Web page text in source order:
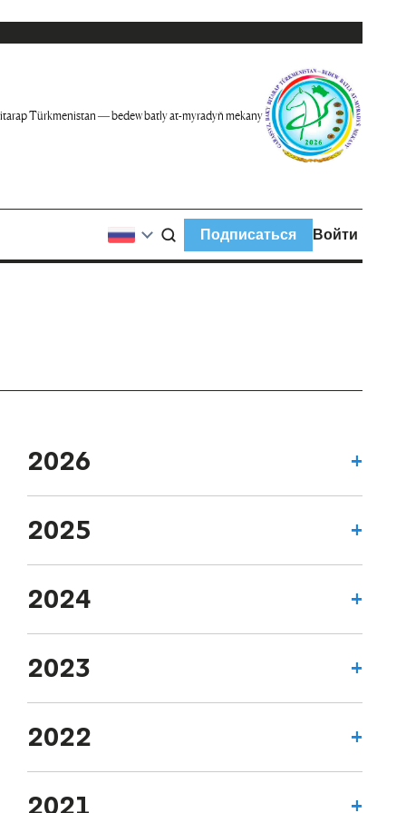
Türkmenistan — bedew batly at-myradyň mekany
Подписаться Войти
2026
2025
2024
2023
2022
2021